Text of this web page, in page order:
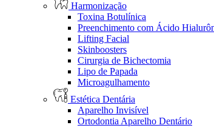
Harmonização
Toxina Botulínica
Preenchimento com Ácido
Lifting Facial
Skinboosters
Cirurgia de Bichectomia
Lipo de Papada
Microagulhamento
Estética Dentária
Aparelho Invisível
Ortodontia Aparelho Dentário